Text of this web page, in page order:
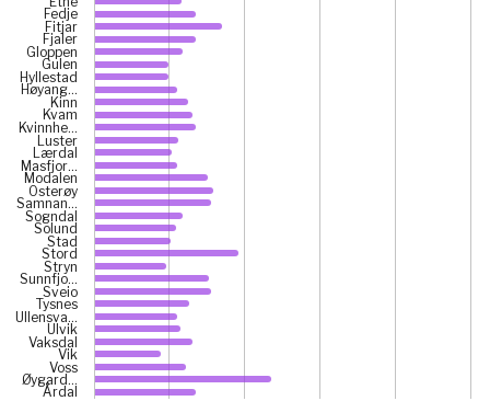
Fedje
Fjaler
Gulen
Høyang…
Kvam
Luster
Masfjor…
Osterøy
Sogndal
Stad
Stryn
Sveio
Ullensva…
Vaksdal
Voss
Årdal
Fitjar
Gloppen
Hyllestad
Kinn
Kvinnhe…
Lærdal
Modalen
Samnan…
Solund
Stord
Sunnfjo…
Tysnes
Ulvik
Vik
Øygard…